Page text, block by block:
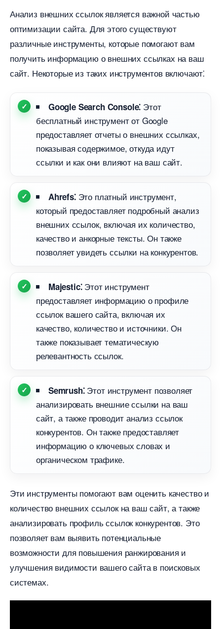
Анализ внешних ссылок является важной частью
оптимизации сайта.​ Для этого существуют
различные инструменты, которые помогают вам
получить информацию о внешних ссылках на ваш
сайт.​ Некоторые из таких инструментов включают⁚
Google Search Console⁚ Этот
есплатный инструмент от Google
предоставляет отчеты о внешних ссылках,
показывая содержимое, откуда идут
ссылки и как они влияют на ваш сайт.​
Ahrefs⁚Это платный инструмент,
который предоставляет подробный анализ
нешних ссылок, включая их количество,
качество и анкорные тексты. Он также
позволяет увидеть ссылки на конкурентов.​
Majestic⁚Этот инструмент
предоставляет информацию о профиле
ссылок вашего сайта, включая их
качество, количество и источники.​ Он
также показывает тематическую
релевантность ссылок.​
Semrush⁚Этот инструмент позволяет
анализировать внешние ссылки на ваш
сайт, а также проводит анализ ссылок
конкурентов.​ Он также предоставляет
информацию о ключевых словах и
органическом трафике.​
Эти инструменты помогают вам оценить качество и
количество внешних ссылок на ваш сайт, а также
анализировать профиль ссылок конкурентов.​ Это
позволяет вам выявить потенциальные
озможности для повышения ранжирования и
улучшения видимости вашего сайта в поисковых
системах.​